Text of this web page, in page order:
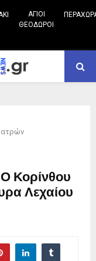
ΑΓΙΟΙ
ΘΕΟΔΩΡΟΙ
Κορίνθου
Λεχαίου